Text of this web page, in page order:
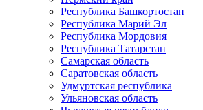
Республика Башкортостан
Республика Марий Эл
Республика Мордовия
Республика Татарстан
Самарская область
Саратовская область
Удмуртская республика
Ульяновская область